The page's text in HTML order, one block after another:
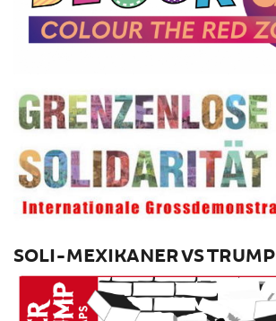
SOLI-MEXIKANER VS TRUMP